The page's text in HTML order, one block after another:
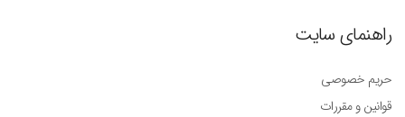
راهنمای سایت
حریم خصوصی
قوانین و مقررات